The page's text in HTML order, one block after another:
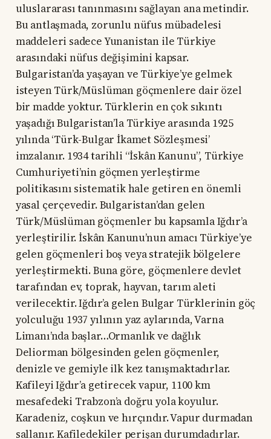
uluslararası tanınmasını sağlayan ana metindir.
Bu antlaşmada, zorunlu nüfus mübadelesi
maddeleri sadece Yunanistan ile Türkiye
arasındaki nüfus değişimini kapsar.
Bulgaristan’da yaşayan ve Türkiye’ye gelmek
isteyen Türk/Müslüman göçmenlere dair özel
bir madde yoktur. Türklerin en çok sıkıntı
yaşadığı Bulgaristan’la Türkiye arasında 1925
yılında ‘Türk-Bulgar İkamet Sözleşmesi’
imzalanır. 1934 tarihli “İskân Kanunu”, Türkiye
Cumhuriyeti’nin göçmen yerleştirme
politikasını sistematik hale getiren en önemli
yasal çerçevedir. Bulgaristan’dan gelen
Türk/Müslüman göçmenler bu kapsamla Iğdır’a
yerleştirilir. İskân Kanunu’nun amacı Türkiye’ye
gelen göçmenleri boş veya stratejik bölgelere
yerleştirmekti. Buna göre, göçmenlere devlet
tarafından ev, toprak, hayvan, tarım aleti
verilecektir. Iğdır’a gelen Bulgar Türklerinin göç
yolculuğu 1937 yılının yaz aylarında, Varna
Limanı’nda başlar…Ormanlık ve dağlık
Deliorman bölgesinden gelen göçmenler,
denizle ve gemiyle ilk kez tanışmaktadırlar.
Kafileyi Iğdır’a getirecek vapur, 1100 km
mesafedeki Trabzon’a doğru yola koyulur.
Karadeniz, coşkun ve hırçındır. Vapur durmadan
sallanır. Kafiledekiler perişan durumdadırlar.